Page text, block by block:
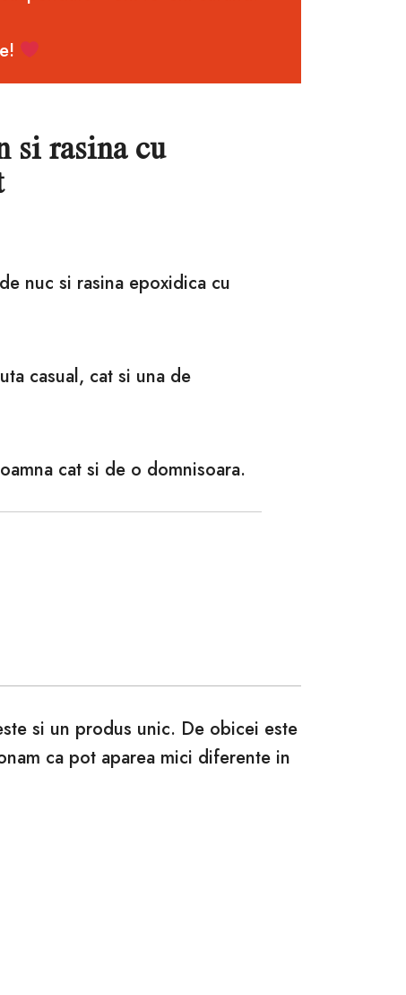
si rasina cu
nuc si rasina epoxidica cu
casual, cat si una de
cat si de o domnisoara.
si un produs unic. De obicei este
ca pot aparea mici diferente in